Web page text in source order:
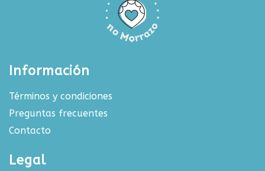
Información
Términos y condiciones
Preguntas frecuentes
Contacto
Legal